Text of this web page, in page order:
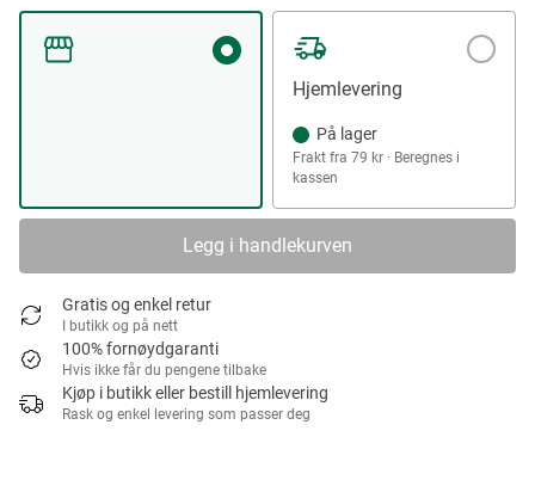
Hjemlevering
På lager
Frakt fra 79 kr · Beregnes i
kassen
Legg i handlekurven
Gratis og enkel retur
I butikk og på nett
100% fornøydgaranti
Hvis ikke får du pengene tilbake
Kjøp i butikk eller bestill hjemlevering
Rask og enkel levering som passer deg